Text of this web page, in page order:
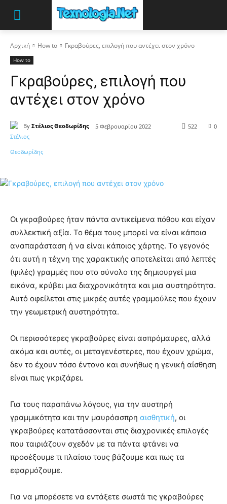
Αρχική How to Γκραβούρες, επιλογή που αντέχει στον χρόνο
How to
Γκραβούρες, επιλογή που
αντέχει στον χρόνο
By Στέλιος Θεοδωρίδης 5 Φεβρουαρίου 2022 0
522
Οι γκραβούρες ήταν πάντα αντικείμενα πόθου και είχαν
συλλεκτική αξία. Το θέμα τους μπορεί να είναι κάποια
αναπαράσταση ή να είναι κάποιος χάρτης. Το γεγονός
ότι αυτή η τέχνη της χαρακτικής αποτελείται από λεπτές
(ψιλές) γραμμές που στο σύνολο της δημιουργεί μια
εικόνα, κρύβει μια διαχρονικότητα και μια αυστηρότητα.
Αυτό οφείλεται στις μικρές αυτές γραμμούλες που έχουν
την γεωμετρική αυστηρότητα.
Οι περισσότερες γκραβούρες είναι ασπρόμαυρες, αλλά
ακόμα και αυτές, οι μεταγενέστερες, που έχουν χρώμα,
δεν το έχουν τόσο έντονο και συνήθως η γενική αίσθηση
είναι πως γκριζάρει.
Για τους παραπάνω λόγους, για την αυστηρή
γραμμικότητα και την μαυρόασπρη αισθητική, οι
γκραβούρες κατατάσσονται στις διαχρονικές επιλογές
που ταιριάζουν σχεδόν με τα πάντα φτάνει να
προσέξουμε τι πλαίσιο τους βάζουμε και πως τα
εφαρμόζουμε.
Για να μπορέσετε να εντάξετε σωστά τις γκραβούρες